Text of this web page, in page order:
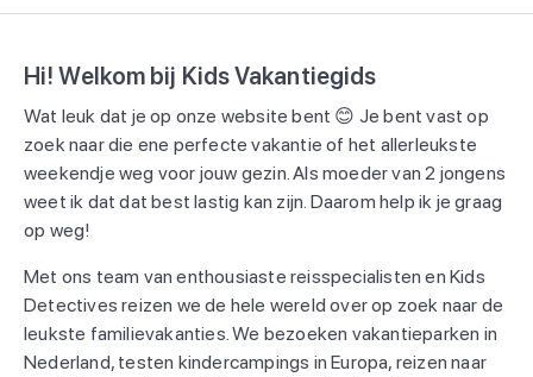
Hi! Welkom bij Kids Vakantiegids
Wat leuk dat je op onze website bent 😊 Je bent vast op
zoek naar die ene perfecte vakantie of het allerleukste
weekendje weg voor jouw gezin. Als moeder van 2 jongens
weet ik dat dat best lastig kan zijn. Daarom help ik je graag
op weg!
Met ons team van enthousiaste reisspecialisten en Kids
Detectives reizen we de hele wereld over op zoek naar de
leukste familievakanties. We bezoeken vakantieparken in
Nederland, testen kindercampings in Europa, reizen naar